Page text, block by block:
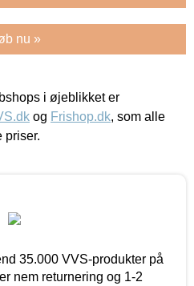
nu »
i øjeblikket er
og Frishop.dk, som alle
priser.
35.000 VVS-produkter på
nem returnering og 1-2